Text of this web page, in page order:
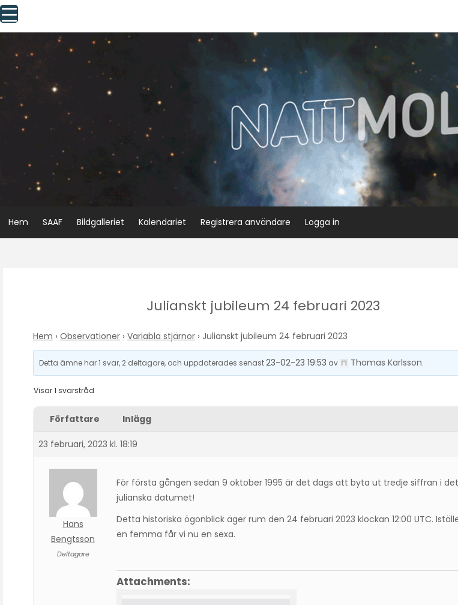
Skip
to
content
Hem SAAF Bildgalleriet Kalendariet Registrera användare Logga in
Julianskt jubileum 24 februari 2023
Hem › Observationer › Variabla stjärnor › Julianskt jubileum 24 februari 2023
Detta ämne har 1 svar, 2 deltagare, och uppdaterades senast23-02-23 19:53 av Thomas Karlsson.
Visar 1 svarstråd
Författare Inlägg
23 februari, 2023 kl. 18:19
Hans
Bengtsson
Deltagare
För första gången sedan 9 oktober 1995 är det dags att byta ut tredje siffran i det
julianska datumet!
Detta historiska ögonblick äger rum den 24 februari 2023 klockan 12:00 UTC.
en femma får vi nu en sexa.
Attachments: